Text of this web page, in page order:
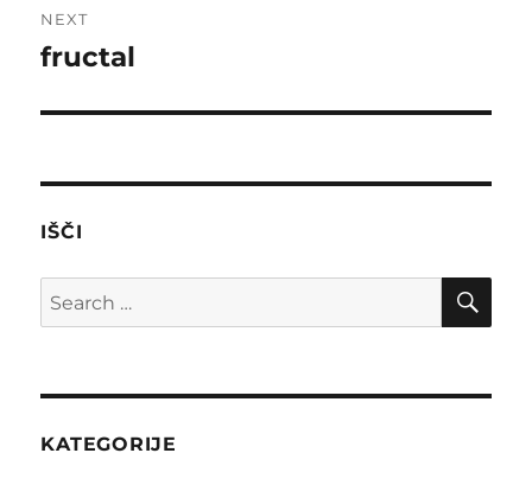
NEXT
Next
fructal
IŠČI
Search
for:
KATEGORIJE